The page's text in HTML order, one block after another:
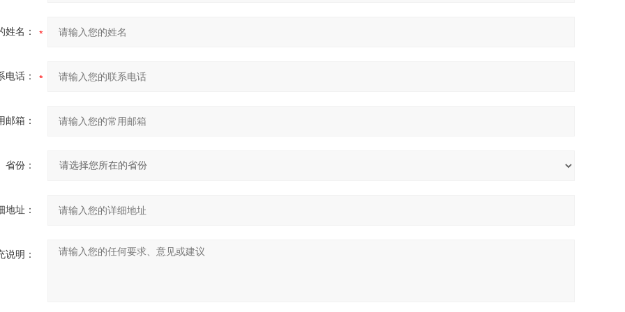
姓名：
电话：
邮箱：
省份：
地址：
说明：